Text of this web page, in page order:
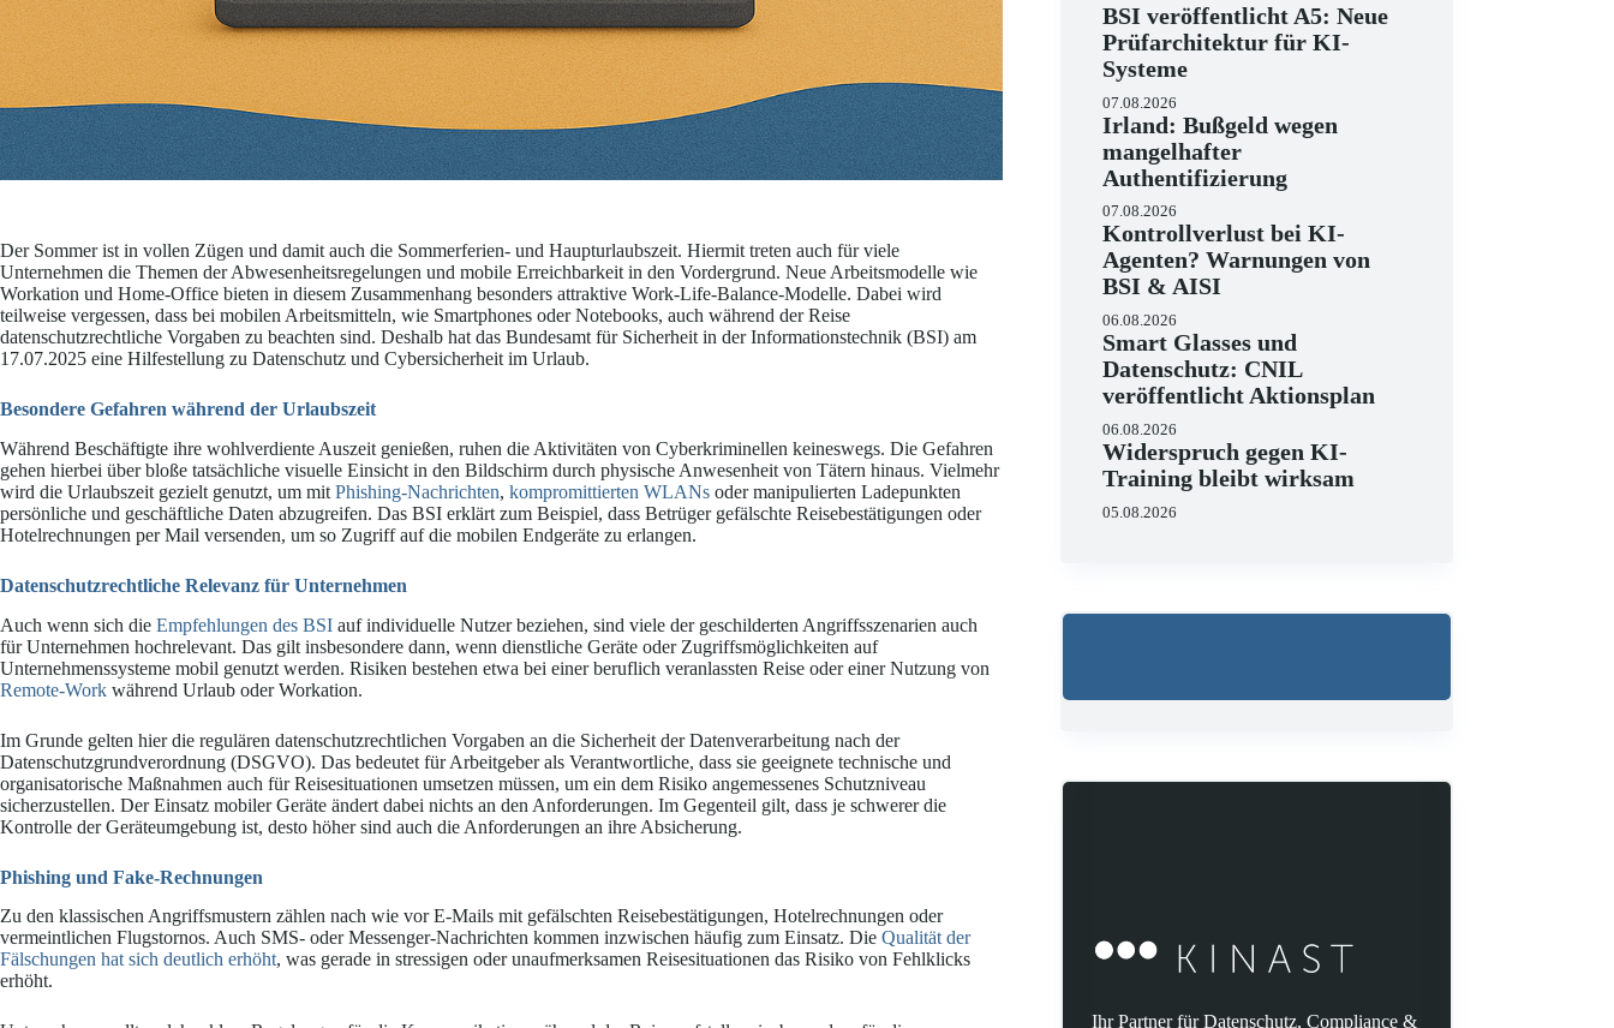
Der Sommer ist in vollen Zügen und damit auch die Sommerferien- und Haupturlaubszeit. Hiermit treten auch für viele
Unternehmen die Themen der Abwesenheitsregelungen und mobile Erreichbarkeit in den Vordergrund. Neue Arbeitsmodelle wie
Workation und Home-Office bieten in diesem Zusammenhang besonders attraktive Work-Life-Balance-Modelle. Dabei wird
teilweise vergessen, dass bei mobilen Arbeitsmitteln, wie Smartphones oder Notebooks, auch während der Reise
datenschutzrechtliche Vorgaben zu beachten sind. Deshalb hat das Bundesamt für Sicherheit in der Informationstechnik (BSI) am
17.07.2025 eine Hilfestellung zu Datenschutz und Cybersicherheit im Urlaub.
Besondere Gefahren während der Urlaubszeit
Während Beschäftigte ihre wohlverdiente Auszeit genießen, ruhen die Aktivitäten von Cyberkriminellen keineswegs. Die Gefahren
gehen hierbei über bloße tatsächliche visuelle Einsicht in den Bildschirm durch physische Anwesenheit von Tätern hinaus. Vielmehr
wird die Urlaubszeit gezielt genutzt, um mit Phishing-Nachrichten, kompromittierten WLANs oder manipulierten Ladepunkten
persönliche und geschäftliche Daten abzugreifen. Das BSI erklärt zum Beispiel, dass Betrüger gefälschte Reisebestätigungen oder
Hotelrechnungen per Mail versenden, um so Zugriff auf die mobilen Endgeräte zu erlangen.
Datenschutzrechtliche Relevanz für Unternehmen
Auch wenn sich die Empfehlungen des BSI auf individuelle Nutzer beziehen, sind viele der geschilderten Angriffsszenarien auch
für Unternehmen hochrelevant. Das gilt insbesondere dann, wenn dienstliche Geräte oder Zugriffsmöglichkeiten auf
Unternehmenssysteme mobil genutzt werden. Risiken bestehen etwa bei einer beruflich veranlassten Reise oder einer Nutzung von
Remote-Work während Urlaub oder Workation.
Im Grunde gelten hier die regulären datenschutzrechtlichen Vorgaben an die Sicherheit der Datenverarbeitung nach der
Datenschutzgrundverordnung (DSGVO). Das bedeutet für Arbeitgeber als Verantwortliche, dass sie geeignete technische und
organisatorische Maßnahmen auch für Reisesituationen umsetzen müssen, um ein dem Risiko angemessenes Schutzniveau
sicherzustellen. Der Einsatz mobiler Geräte ändert dabei nichts an den Anforderungen. Im Gegenteil gilt, dass je schwerer die
Kontrolle der Geräteumgebung ist, desto höher sind auch die Anforderungen an ihre Absicherung.
Phishing und Fake-Rechnungen
Zu den klassischen Angriffsmustern zählen nach wie vor E-Mails mit gefälschten Reisebestätigungen, Hotelrechnungen oder
vermeintlichen Flugstornos. Auch SMS- oder Messenger-Nachrichten kommen inzwischen häufig zum Einsatz. Die Qualität der
Fälschungen hat sich deutlich erhöht, was gerade in stressigen oder unaufmerksamen Reisesituationen das Risiko von Fehlklicks
erhöht.
BSI veröffentlicht A5: Neue
Prüfarchitektur für KI-
Systeme
07.08.2026
Irland: Bußgeld wegen
mangelhafter
Authentifizierung
07.08.2026
Kontrollverlust bei KI-
Agenten? Warnungen von
BSI & AISI
06.08.2026
Smart Glasses und
Datenschutz: CNIL
veröffentlicht Aktionsplan
06.08.2026
Widerspruch gegen KI-
Training bleibt wirksam
05.08.2026
Ihr Partner für Datenschutz, Compliance &